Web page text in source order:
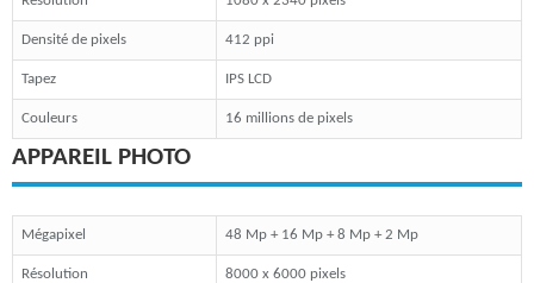
Densité de pixels 412 ppi
Tapez IPS LCD
Couleurs 16 millions de pixels
APPAREIL PHOTO
Mégapixel 48 Mp + 16 Mp + 8 Mp + 2 Mp
Résolution 8000 x 6000 pixels